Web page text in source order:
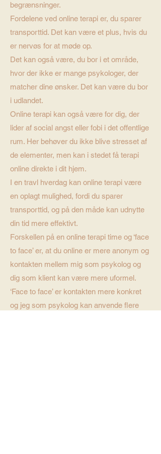
begrænsninger.
Fordelene ved online terapi er, du sparer
transporttid. Det kan være et plus, hvis du
er nervøs for at møde op.
Det kan også være, du bor i et område,
hvor der ikke er mange psykologer, der
matcher dine ønsker. Det kan være du bor
i udlandet.
Online terapi kan også være for dig, der
lider af social angst eller fobi i det offentlige
rum. Her behøver du ikke blive stresset af
de elementer, men kan i stedet få terapi
online direkte i dit hjem.
I en travl hverdag kan online terapi være
en oplagt mulighed, fordi du sparer
transporttid, og på den måde kan udnytte
din tid mere effektivt.
Forskellen på en online terapi time og ‘face
to face’ er, at du online er mere anonym og
kontakten mellem mig som psykolog og
dig som klient kan være mere uformel.
‘Face to face’ er kontakten mere konkret
og jeg som psykolog kan anvende flere